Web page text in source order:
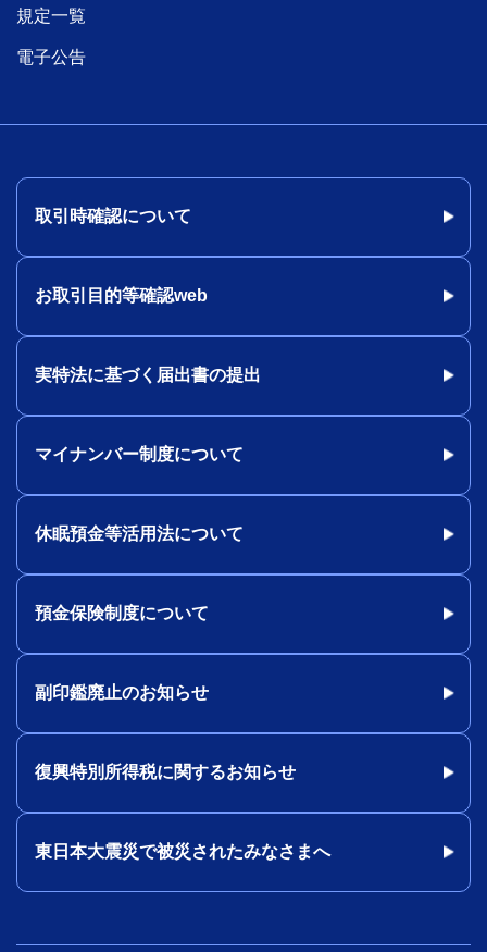
規定一覧
電子公告
取引時確認について
お取引目的等確認web
実特法に基づく届出書の提出
マイナンバー制度について
休眠預金等活用法について
預金保険制度について
副印鑑廃止のお知らせ
復興特別所得税に関するお知らせ
東日本大震災で被災されたみなさまへ